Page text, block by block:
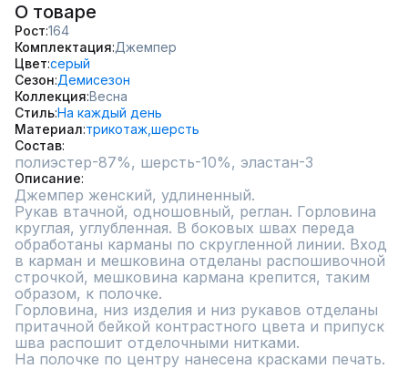
О товаре
Рост 164
Комплектация Джемпер
Цвет серый
Сезон Демисезон
Коллекция Весна
СтильНа каждый день
Материал трикотаж, шерсть
Состав
полиэстер-87%, шерсть-10%, эластан-3
Описание
Джемпер женский, удлиненный.
Рукав втачной, одношовный, реглан. Горловина
круглая, углубленная. В боковых швах переда
обработаны карманы по скругленной линии. Вход
в карман и мешковина отделаны распошивочной
строчкой, мешковина кармана крепится, таким
образом, к полочке.
Горловина, низ изделия и низ рукавов отделаны
притачной бейкой контрастного цвета и припуск
шва распошит отделочными нитками.
На полочке по центру нанесена красками печать.